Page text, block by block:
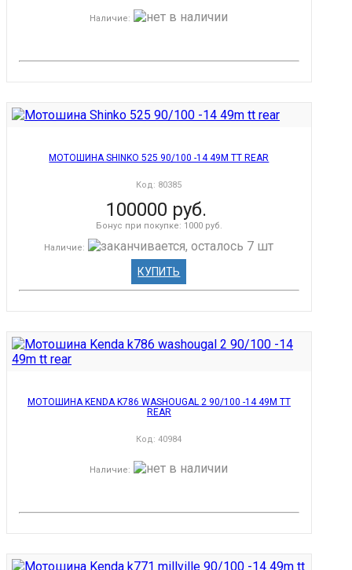
Наличие:
МОТОШИНА SHINKO 525 90/100 -14 49M TT REAR
Код: 80385
100000 руб.
Бонус при покупке: 1000 руб.
Наличие:
КУПИТЬ
МОТОШИНА KENDA K786 WASHOUGAL 2 90/100 -14 49M TT
REAR
Код:40984
Наличие: